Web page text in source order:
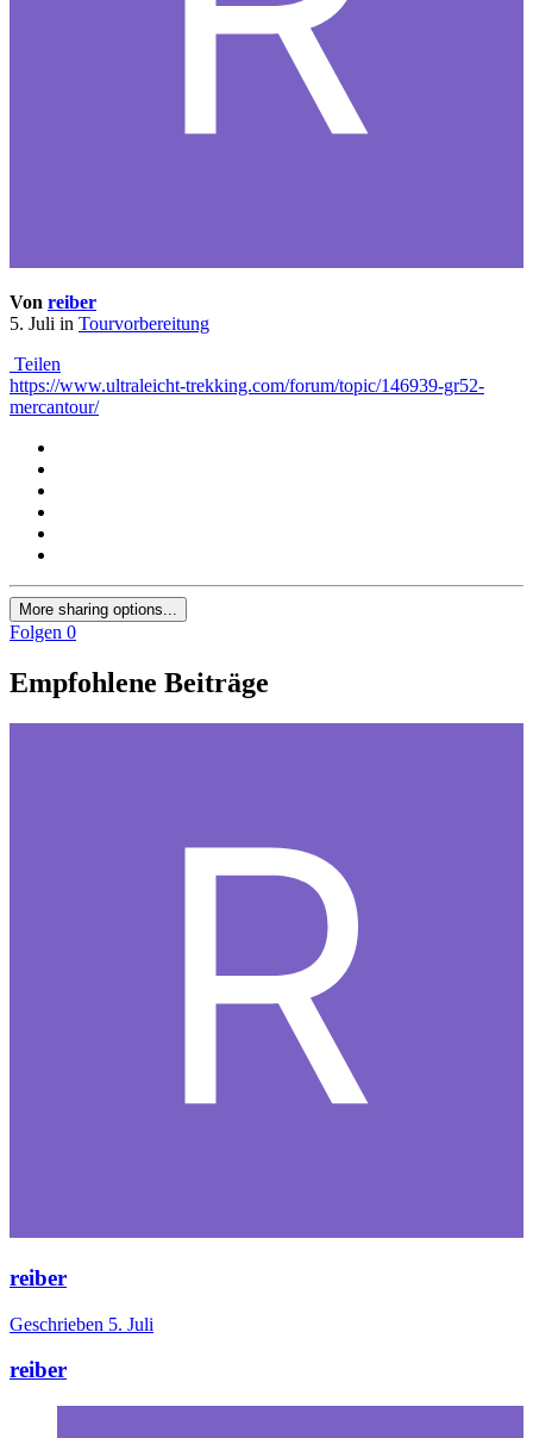
Von reiber
5. Juli in Tourvorbereitung
Teilen
https://www.ultraleicht-trekking.com/forum/topic/146939-gr52-
mercantour/
More sharing options...
Folgen 0
Empfohlene Beiträge
reiber
Geschrieben 5. Juli
reiber